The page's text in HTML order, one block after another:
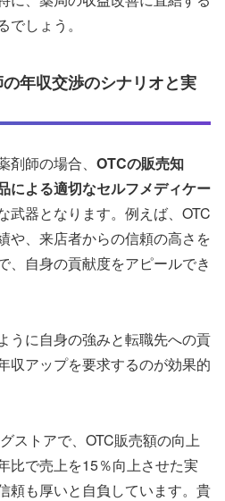
しょう。
年収交渉のシナリオと実
師の場合、 OTCの販売知
による適切なセルフメディケー
武器となります。例えば、OTC
や、来店者からの信頼の高さを
、自身の貢献度をアピールでき
うに自身の強みと転職先への貢
収アップを要求するのが効果的
ストアで、OTC販売額の向上
比で売上を15％向上させた実
頼も厚いと自負しています。貴